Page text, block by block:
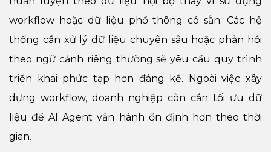
workflow hoặc dữ liệu phổ thông có sẵn. Các hệ
thống cần xử lý dữ liệu chuyên sâu hoặc phản hồi
theo ngữ cảnh riêng thường sẽ yêu cầu quy trình
triển khai phức tạp hơn đáng kể. Ngoài việc xây
dựng workflow, doanh nghiệp còn cần tối ưu dữ
liệu để AI Agent vận hành ổn định hơn theo thời
gian.